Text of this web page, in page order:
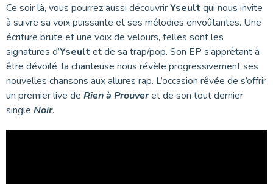
Ce soir là, vous pourrez aussi découvrirYseult qui nous invite
à suivre sa voix puissante et ses mélodies envoûtantes. Une
écriture brute et une voix de velours, telles sont les
signatures d’Yseult et de sa trap/pop. Son EP s’apprêtant à
être dévoilé, la chanteuse nous révèle progressivement ses
nouvelles chansons aux allures rap. L’occasion rêvée de s’offrir
un premier live de Rien à Prouveret de son tout dernier
single Noir.